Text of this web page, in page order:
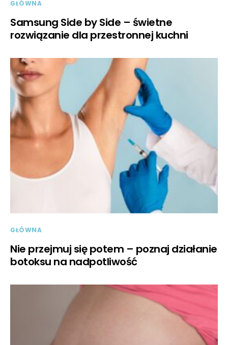
GŁÓWNA
Samsung Side by Side – świetne
rozwiązanie dla przestronnej kuchni
GŁÓWNA
Nie przejmuj się potem – poznaj działanie
botoksu na nadpotliwość